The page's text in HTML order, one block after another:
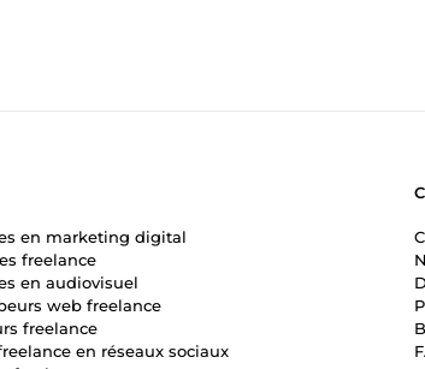
en marketing digital
freelance
en audiovisuel
web freelance
freelance
en réseaux sociaux